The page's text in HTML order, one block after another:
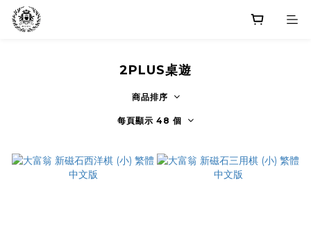
2PLUS桌遊
商品排序
每頁顯示 48 個